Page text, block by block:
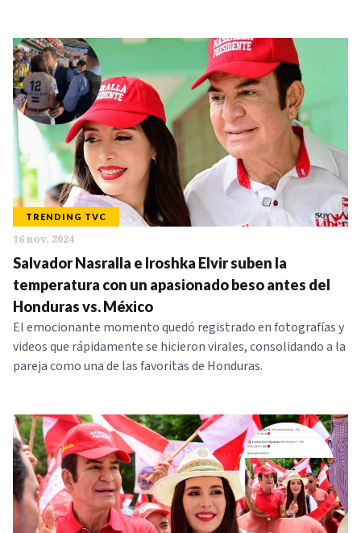
TRENDING TVC
16 nov. 2024
Salvador Nasralla e Iroshka Elvir suben la
temperatura con un apasionado beso antes del
Honduras vs. México
El emocionante momento quedó registrado en fotografías y
videos que rápidamente se hicieron virales, consolidando a la
pareja como una de las favoritas de Honduras.